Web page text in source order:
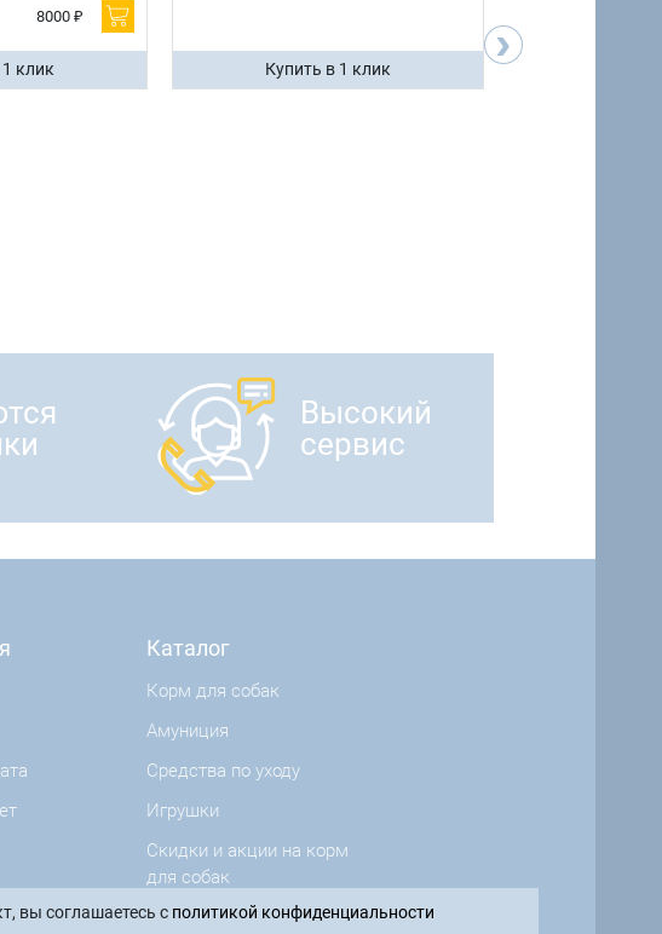
8000 ₽
клик Купить в 1 клик ›
Высокий
сервис
Каталог
Корм для собак
Амуниция
Средства по уходу
Игрушки
Скидки и акции на корм
для собак
Производители
вы соглашаетесь с политикой конфиденциальности